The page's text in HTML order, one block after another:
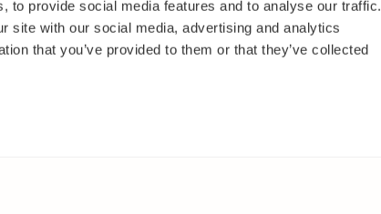
to provide social media features and to analyse our traffic.
site with our social media, advertising and analytics
that you’ve provided to them or that they’ve collected